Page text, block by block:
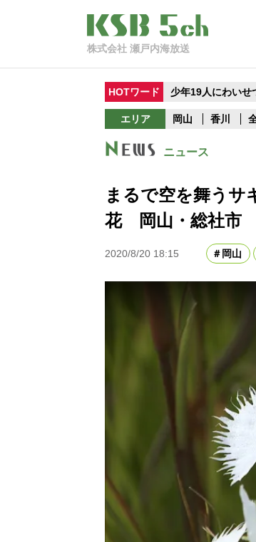
株式会社 瀬戸内海放送
HOTワード 少年19人にわいせ
エリア 岡山 香川
ニュース
まるで空を舞う
花 岡山・総社市
2020/8/20 18:15 岡山